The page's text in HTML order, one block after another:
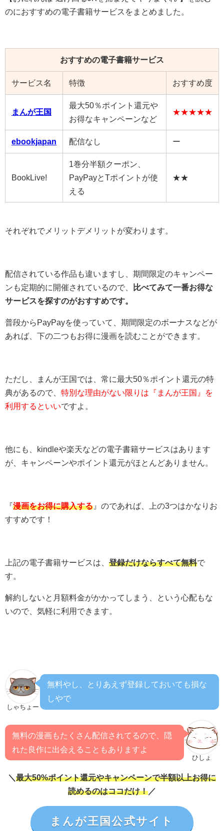
のにおすすめの電子書籍サービスをまとめました。
おすすめの電子書籍サービス
サービス名 特徴 おすすめ度
まんが王国
最大50％ポイント還元や
お得なキャンペーンなど
★★★★★
ebookjapan 配信なし ー
BookLive!
1巻分半額クーポン、
PayPayとTポイントが使
える
★★
それぞれでメリットデメリットが変わります。
配信されている作品も違いますし、期間限定のキャンペー
ンも定期的に開催されているので、
比べてみて一番お得な
サービスを探すのがおすすめです。
普段からPayPayを使っていて、期間限定のボーナスなどが
あれば、下の二つもお得に漫画を読むことができます。
ただし、まんが王国では、常に最大50％ポイント還元の特
典があるので、 特別な理由がない限りは『まんが王国』を
利用するといいですよ。
他にも、kindleや楽天などの電子書籍サービスはあります
が、キャンペーンやポイント還元がほとんどありません。
『漫画をお得に購入する 』のであれば、上の3つはかなりお
すすめです！
上記の電子書籍サービスは、 登録だけならすべて無料で
す。
解約しないと月額料金がかかってしまう、という心配もな
いので、気軽に利用できます。
しゃちょー
無料やし、とりあえず登録しておいても損な
しやで
ひしょ
無料の漫画もたくさん配信されてるので、隠
れた良作に出会えることもありますよ
＼ 最大50%ポイント還元やキャンペーンで半額以上お得に
読めるのはココだけ！ ／
まんが王国公式サイト